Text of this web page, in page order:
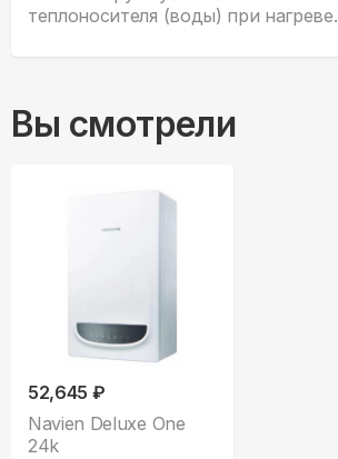
теплоносителя (воды) при нагреве.
Вы смотрели
52,645 ₽
Navien Deluxe One
24k